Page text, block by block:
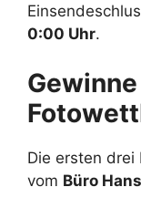
0:00 Uhr.
Die ersten drei
vom Büro